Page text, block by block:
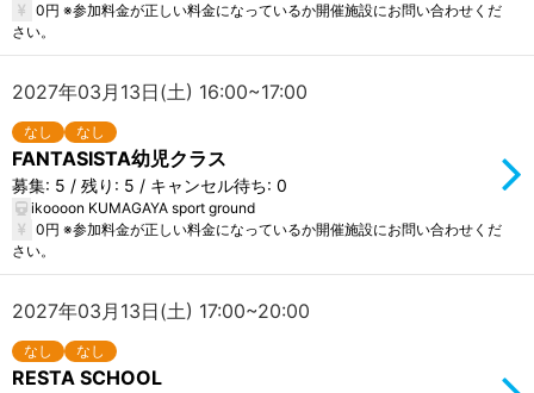
0円 ※参加料金が正しい料金になっているか開催施設にお問い合わせくだ
さい。
2027年03月13日(土) 16:00~17:00
なし なし
FANTASISTA幼児クラス
募集: 5 / 残り: 5 / キャンセル待ち: 0
ikoooon KUMAGAYA sport ground
0円 ※参加料金が正しい料金になっているか開催施設にお問い合わせくだ
さい。
2027年03月13日(土) 17:00~20:00
なし なし
RESTA SCHOOL